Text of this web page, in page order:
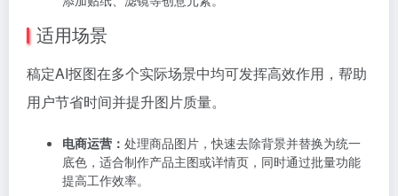
适用场景
稿定AI抠图在多个实际场景中均可发挥高效作用，帮助
用户节省时间并提升图片质量。
电商运营： 处理商品图片，快速去除背景并替换为统一
底色，适合制作产品主图或详情页，同时通过批量功能
提高工作效率。